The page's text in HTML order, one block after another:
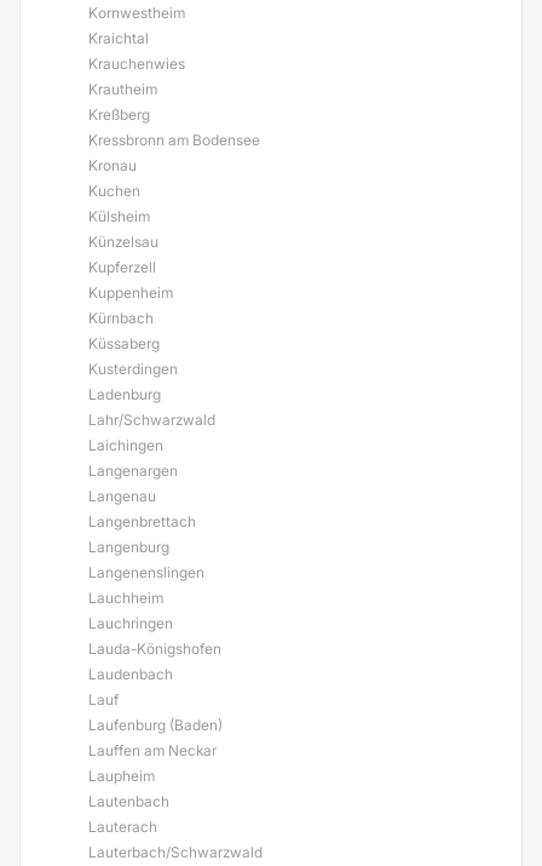
Kornwestheim
Kraichtal
Krauchenwies
Krautheim
Kreßberg
Kressbronn am Bodensee
Kronau
Kuchen
Külsheim
Künzelsau
Kupferzell
Kuppenheim
Kürnbach
Küssaberg
Kusterdingen
Ladenburg
Lahr/Schwarzwald
Laichingen
Langenargen
Langenau
Langenbrettach
Langenburg
Langenenslingen
Lauchheim
Lauchringen
Lauda-Königshofen
Laudenbach
Lauf
Laufenburg (Baden)
Lauffen am Neckar
Laupheim
Lautenbach
Lauterach
Lauterbach/Schwarzwald